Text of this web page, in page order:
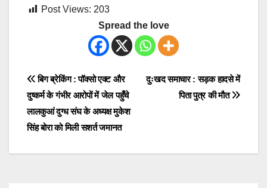
Post Views: 203
Spread the love
Post
navigation
दुःखद समाचार : सड़क हादसे में
पिता पुत्र की मौत
बिग ब्रेकिंग : पॉक्सो एक्ट और
दुष्कर्म के गंभीर आरोपों में जेल पहुँचे
लालकुआं दुग्ध संघ के अध्यक्ष मुकेश
सिंह बोरा को मिली सशर्त जमानत